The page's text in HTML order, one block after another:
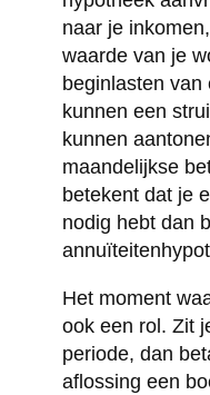
naar je
waarde van je
beginlasten
kunnen een
kunnen
maandelijkse
betekent dat je
nodig hebt dan
Het moment
ook een rol. Zit
periode, dan
aflossing een